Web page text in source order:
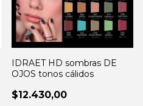
IDRAET HD sombras DE
OJOS tonos cálidos
$12.430,00